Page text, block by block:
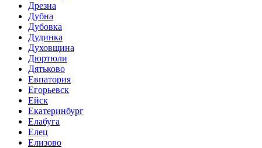
Дрезна
Дубна
Дубовка
Дудинка
Духовщина
Дюртюли
Дятьково
Евпатория
Егорьевск
Ейск
Екатеринбург
Елабуга
Елец
Елизово